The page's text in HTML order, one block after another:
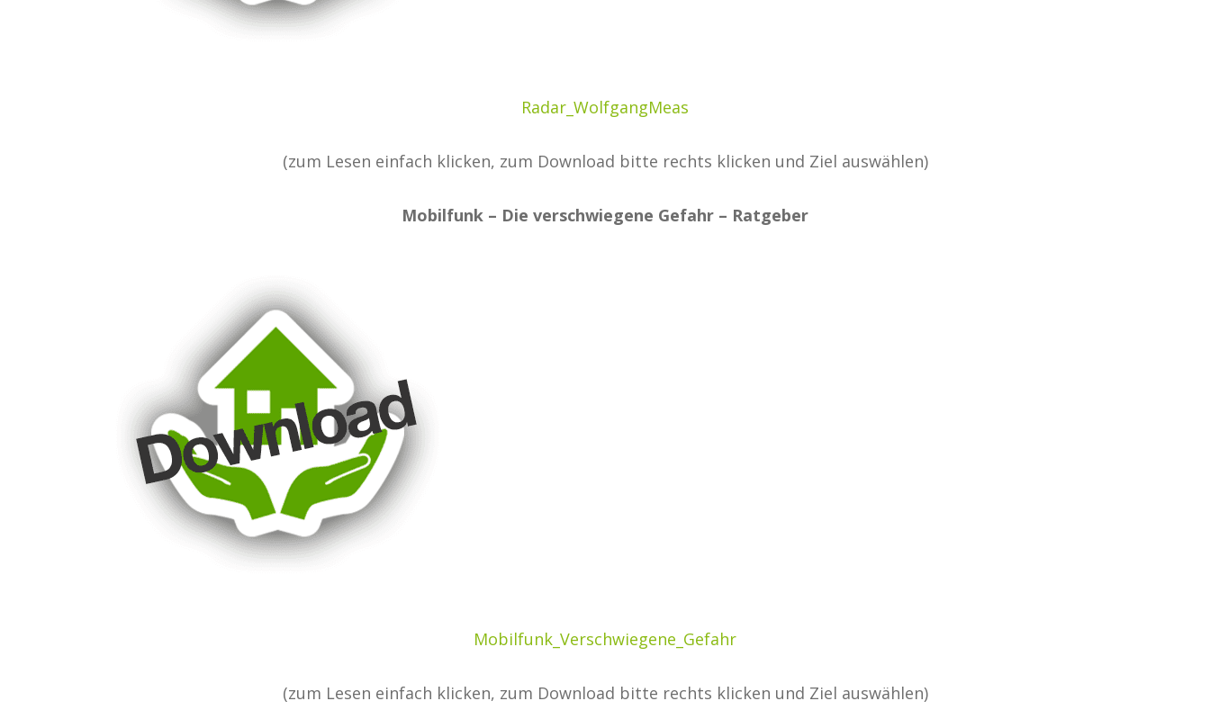
Radar_WolfgangMeas
(zum Lesen einfach klicken, zum Download bitte rechts klicken und Ziel auswählen)
Mobilfunk – Die verschwiegene Gefahr – Ratgeber
Mobilfunk_Verschwiegene_Gefahr
(zum Lesen einfach klicken, zum Download bitte rechts klicken und Ziel auswählen)